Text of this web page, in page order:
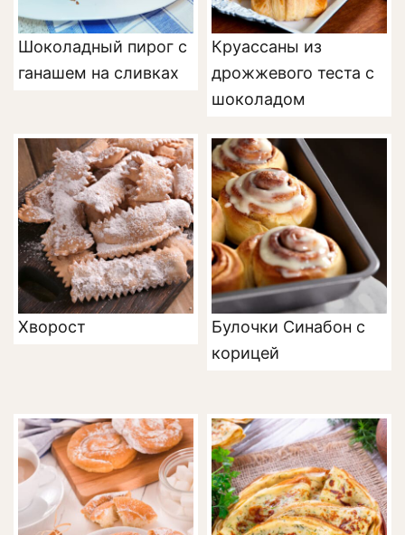
Шоколадный пирог с
ганашем на сливках
Круассаны из
дрожжевого теста с
шоколадом
Хворост
Булочки Синабон с
корицей